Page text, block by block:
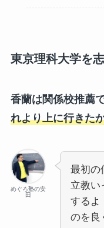
東京理科大学を
香蘭は関係校推薦
れより上に行きた
めぐろ塾の安
田
最初の
立教
するよ
のを良